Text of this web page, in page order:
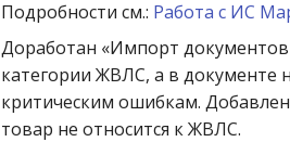
Подробности см.: Работа с ИС
Доработан «Импорт
категории ЖВЛС, а в документе
критическим ошибкам.
товар не относится к ЖВЛС.